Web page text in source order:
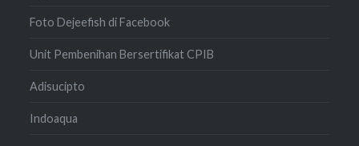
Foto Dejeefish di Facebook
Unit Pembenihan Bersertifikat CPIB
Adisucipto
Indoaqua